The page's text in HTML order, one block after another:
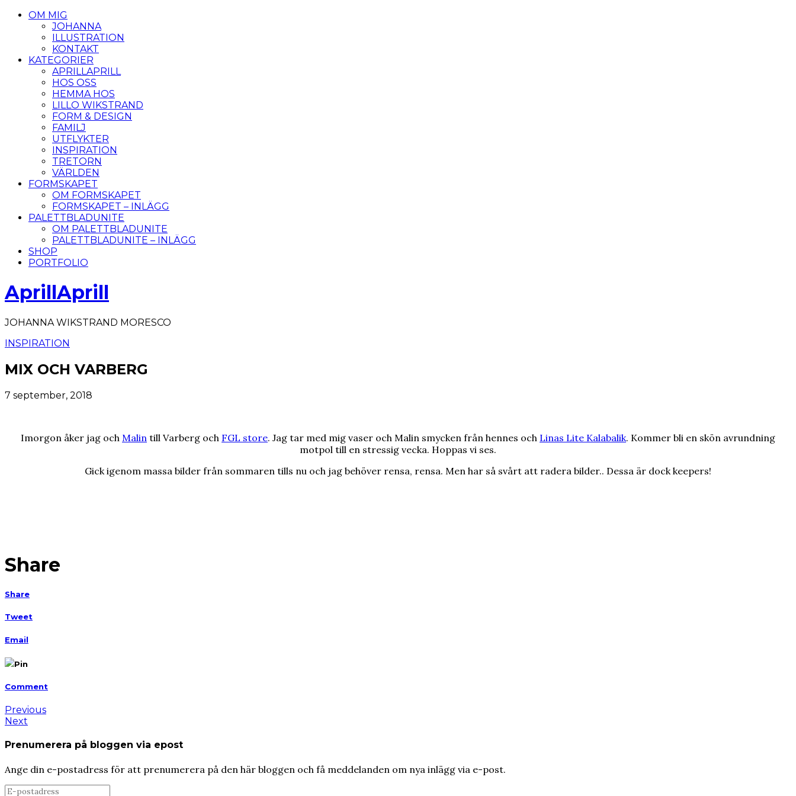
OM MIG
JOHANNA
ILLUSTRATION
KONTAKT
KATEGORIER
APRILLAPRILL
HOS OSS
HEMMA HOS
LILLO WIKSTRAND
FORM & DESIGN
FAMILJ
UTFLYKTER
INSPIRATION
TRETORN
VÄRLDEN
FORMSKAPET
OM FORMSKAPET
FORMSKAPET – INLÄGG
PALETTBLADUNITE
OM PALETTBLADUNITE
PALETTBLADUNITE – INLÄGG
SHOP
PORTFOLIO
AprillAprill
JOHANNA WIKSTRAND MORESCO
INSPIRATION
MIX OCH VARBERG
7 september, 2018
Imorgon åker jag och Malin till Varberg och FGL store. Jag tar med mig vaser och Malin smycken från hennes och Linas Lite Kalabalik. Kommer bli en skön avrundning
motpol till en stressig vecka. Hoppas vi ses.
Gick igenom massa bilder från sommaren tills nu och jag behöver rensa, rensa. Men har så svårt att radera bilder.. Dessa är dock keepers!
Share
Share
Tweet
Email
Pin
Comment
Previous
Next
Prenumerera på bloggen via epost
Ange din e-postadress för att prenumerera på den här bloggen och få meddelanden om nya inlägg via e-post.
E-